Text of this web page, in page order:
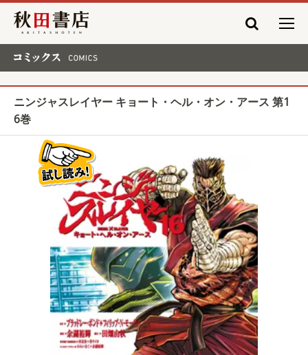
秋田書店
ニンジャスレイヤー キョート・ヘル・オン・アース 第1
6巻